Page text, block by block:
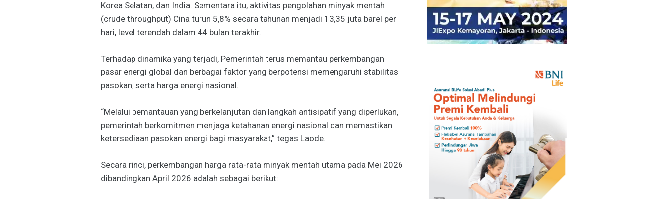
Korea Selatan, dan India. Sementara itu, aktivitas pengolahan minyak mentah
(crude throughput) Cina turun 5,8% secara tahunan menjadi 13,35 juta barel per
hari, level terendah dalam 44 bulan terakhir.
Terhadap dinamika yang terjadi, Pemerintah terus memantau perkembangan
pasar energi global dan berbagai faktor yang berpotensi memengaruhi stabilitas
pasokan, serta harga energi nasional.
“Melalui pemantauan yang berkelanjutan dan langkah antisipatif yang diperlukan,
pemerintah berkomitmen menjaga ketahanan energi nasional dan memastikan
ketersediaan pasokan energi bagi masyarakat,” tegas Laode.
Secara rinci, perkembangan harga rata-rata minyak mentah utama pada Mei 2026
dibandingkan April 2026 adalah sebagai berikut: